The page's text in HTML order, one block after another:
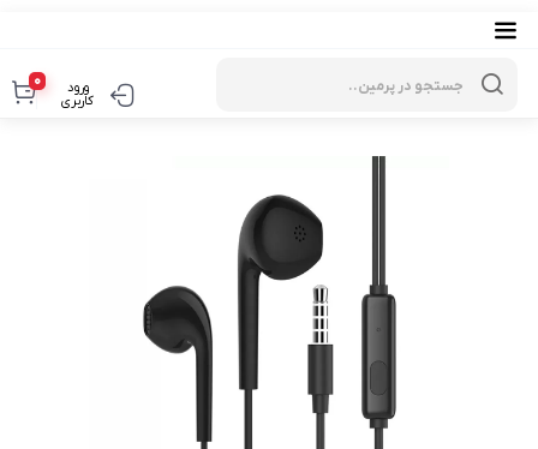
ورود
کاربری
0